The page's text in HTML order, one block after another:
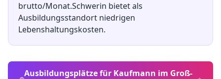
brutto/Monat.Schwerin bietet als
Ausbildungsstandort niedrigen
Lebenshaltungskosten.
Ausbildungsplätze für Kaufmann im Groß-